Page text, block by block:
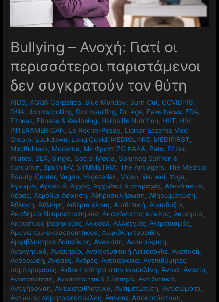
Βullying – Ανοχή: Γιατί οι
περισσότεροι παριστάμενοι
δεν συγκρατούν τον θύτη
AIDS ,AQUA Carpatica,Blue Monday, Burn Out, COVID-19,
DNA,doomscrolling,Doomsurfing,Dr. Age,Fake News ,FDA
Fitness,Fitness & Wellbeing, Herbalife Nutrition,HIIT,HIV
INTERAMERICAN,La Roche-Posay,Lipikar Eczema Med
Cream,Lockdown,Long Covid, MEDICLINIC,MEDIFIRST
Mindfulness, Moderna,Mε ΦροντίΖΩ ΚΑΛΑ,Pets,Pfizer
Pilates,SEX,Single, Social Media, Solumag Saffron &
curcumin,Sputnik-V,SYMMETRIA, The Antiagers, The Medical
Beauty Center,Vegan,Vegetarian,Video,Wu wei,Yoga,
Άγγιγμα,Αγκαλιά,Άγχος ,Αγχώδεις διαταραχές,Αδυνάτισμα
Αέρας,Αερόβια Άσκηση, Αθηροσκλήρωση, Αθηρωμάτωση
Άθληση,Άθληψη,Αιθέρια έλαια,Αισθητική ,Αισιοδοξία,
Ακαδημία Νευροεπιστημών,Ακανόνιστος κύκλος,Ακινησία
Ακουστικά βαρηκοΐας,Αλκοόλ,Αλλεργίες,Αλτρουισμός
Άμυνα του ανοσοποιητικού,Αμφιβληστροειδής,
Αμφιβληστροειδοπάθειες,Ανακοπή,Ανακούφιση,
Αναλγητικά ,Αναπηρία,Αναπνευστική Λειτουργία,Αναπνοή
Ανάρρωση,Ανάσες,Άνδρες,Ανεπάρκεια,Ανεπιθύμητες
συμπεριφορές ,Ανθεκτικότητα στην ινσουλίνη,Άνοια
Ανοσοποίηση ,Ανοσοποιητικό Σύστημα,Αντιβιοτικά,